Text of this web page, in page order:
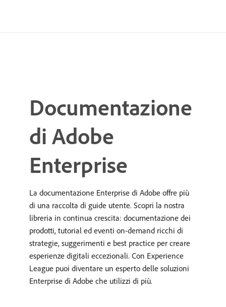
Documentazione
di Adobe
Enterprise
La documentazione Enterprise di Adobe offre più
di una raccolta di guide utente. Scopri la nostra
libreria in continua crescita: documentazione dei
prodotti, tutorial ed eventi on-demand ricchi di
strategie, suggerimenti e best practice per creare
esperienze digitali eccezionali. Con Experience
League puoi diventare un esperto delle soluzioni
Enterprise di Adobe che utilizzi di più.